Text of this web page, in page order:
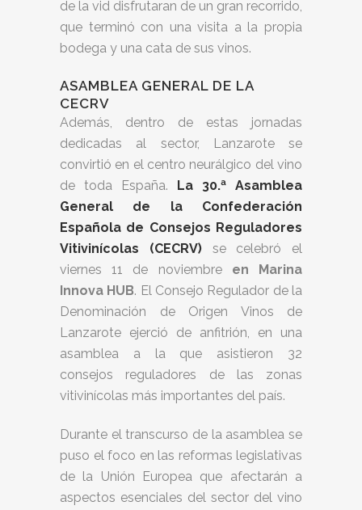
de la vid disfrutaran de un gran recorrido,
que terminó con una visita a la propia
bodega y una cata de sus vinos.
ASAMBLEA GENERAL DE LA
CECRV
Además, dentro de estas jornadas
dedicadas al sector, Lanzarote se
convirtió en el centro neurálgico del vino
de toda España.
La 30.ª Asamblea
General de la Confederación
Española de Consejos Reguladores
Vitivinícolas (CECRV)se celebró el
viernes 11 de noviembre en Marina
Innova HUB. El Consejo Regulador de la
Denominación de Origen Vinos de
Lanzarote ejerció de anfitrión, en una
asamblea a la que asistieron 32
consejos reguladores de las zonas
vitivinícolas más importantes del país.
Durante el transcurso de la asamblea se
puso el foco en las reformas legislativas
de la Unión Europea que afectarán a
aspectos esenciales del sector del vino